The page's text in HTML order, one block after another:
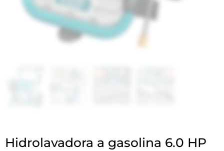
Hidrolavadora a gasolina 6.0 HP